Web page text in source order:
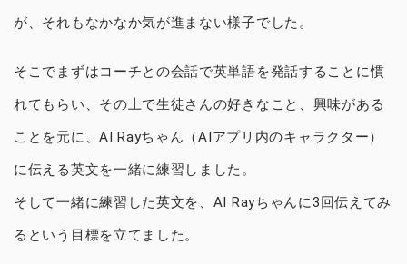
が、それもなかなか気が進まない様子でした。
そこでまずはコーチとの会話で英単語を発話することに慣
れてもらい、その上で生徒さんの好きなこと、興味がある
ことを元に、AI Rayちゃん（AIアプリ内のキャラクター）
に伝える英文を一緒に練習しました。
そして一緒に練習した英文を、AI Rayちゃんに3回伝えてみ
るという目標を立てました。